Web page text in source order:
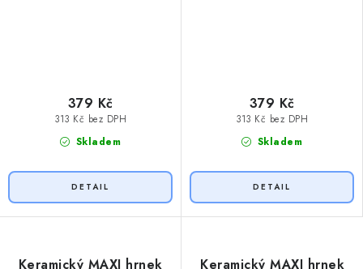
Skladem
313 Kč bez DPH
379 Kč
Skladem
313 Kč bez DPH
379 Kč
Keramický MAXI hrnek Keramický MAXI hrnek